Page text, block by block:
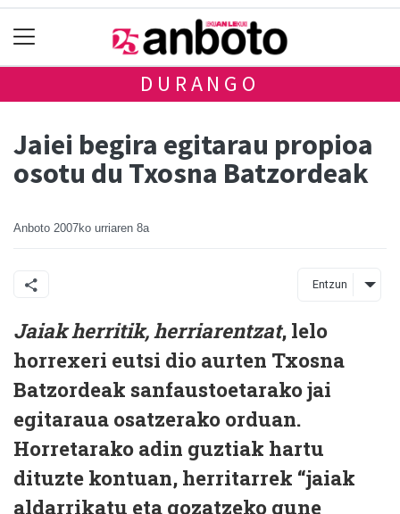
DURANGO
Jaiei begira egitarau propioa
osotu du Txosna Batzordeak
Anboto 2007ko urriaren 8a
Entzun
Jaiak herritik, herriarentzat, lelo
horrexeri eutsi dio aurten Txosna
Batzordeak sanfaustoetarako jai
egitaraua osatzerako orduan.
Horretarako adin guztiak hartu
dituzte kontuan, herritarrek “jaiak
aldarrikatu eta gozatzeko gune